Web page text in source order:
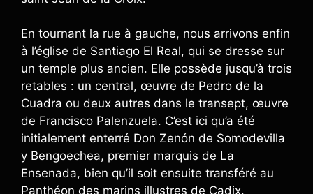
En tournant la rue à gauche, nous arrivons enfin
à l’église de Santiago El Real, qui se dresse sur
un temple plus ancien. Elle possède jusqu’à trois
retables : un central, œuvre de Pedro de la
Cuadra ou deux autres dans le transept, œuvre
de Francisco Palenzuela. C’est ici qu’a été
initialement enterré Don Zenón de Somodevilla
y Bengoechea, premier marquis de La
Ensenada, bien qu’il soit ensuite transféré au
Panthéon des marins illustres de Cadix.